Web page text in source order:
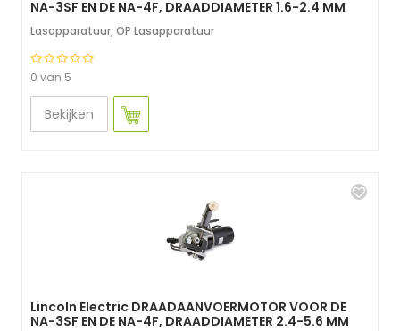
NA-3SF EN DE NA-4F, DRAADDIAMETER 1.6-2.4 MM
Lasapparatuur, OP Lasapparatuur
0 van 5
Bekijken
Lincoln Electric DRAADAANVOERMOTOR VOOR DE
NA-3SF EN DE NA-4F, DRAADDIAMETER 2.4-5.6 MM